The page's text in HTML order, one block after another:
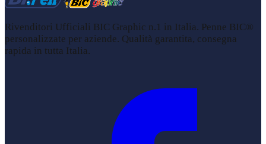
Rivenditori Ufficiali BIC Graphic n.1 in Italia. Penne BIC®
personalizzate per aziende. Qualità garantita, consegna
rapida in tutta Italia.